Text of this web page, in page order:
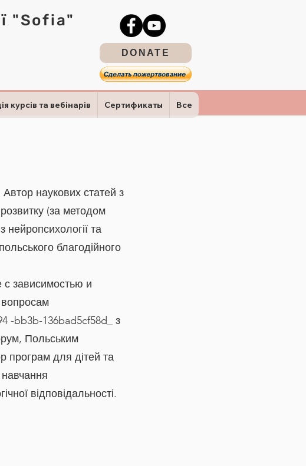
"Sofia"
DONATE
курсів та вебінарів Сертификаты Все
наукових статей з
розвитку (за методом
та
благодійного
с зависимостью и
-bb3b-136bad5cf58d_ з
Польським
програм для дітей та
відповідальності.